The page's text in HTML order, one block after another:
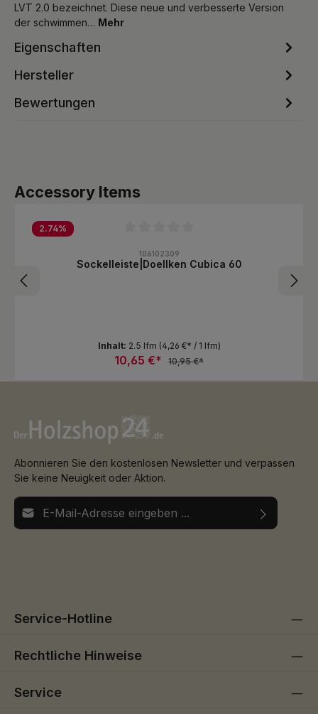
LVT 2.0 bezeichnet. Diese neue und verbesserte Version
der schwimmen… Mehr
Eigenschaften
Hersteller
Bewertungen
Produktgalerie überspringen
Accessory Items
2.74%
106102309
Sockelleiste|Doellken Cubica 60
Inhalt: 2.5 lfm (4,26 €* / 1 lfm)
10,65 €* 10,95 €*
Abonnieren Sie den kostenlosen Newsletter und verpassen
Sie keine Neuigkeit oder Aktion.
E-Mail-Adresse*
Service-Hotline
Rechtliche Hinweise
Service